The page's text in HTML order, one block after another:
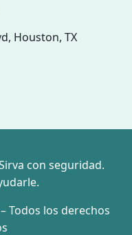
Houston, TX
con seguridad.
Todos los derechos